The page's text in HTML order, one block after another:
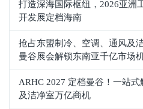
打造深海国际枢纽，2026亚洲
开发展定档海南
抢占东盟制冷、空调、通风及
曼谷展会解锁东南亚千亿市场
ARHC 2027 定档曼谷！一站
及洁净室万亿商机